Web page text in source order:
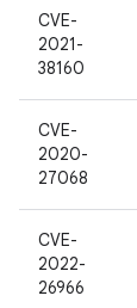
CVE-
2021-
38160
CVE-
2020-
27068
CVE-
2022-
26966